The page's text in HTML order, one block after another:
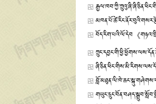
བོད་རིག་པའི་ལོ་དེབ《